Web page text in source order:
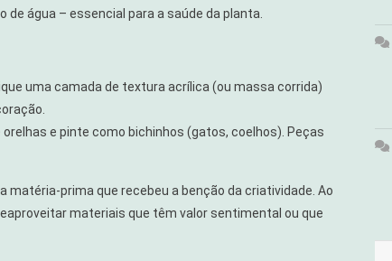
água – essencial para a saúde da planta.
uma camada de textura acrílica (ou massa corrida)
e pinte como bichinhos (gatos, coelhos). Peças
prima que recebeu a benção da criatividade. Ao
materiais que têm valor sentimental ou que